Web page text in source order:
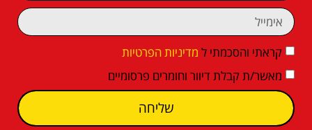
קראתי והסכמתי ל מדיניות הפרטיות
מאשר/ת קבלת דיוור וחומרים פרסומיים
שליחה